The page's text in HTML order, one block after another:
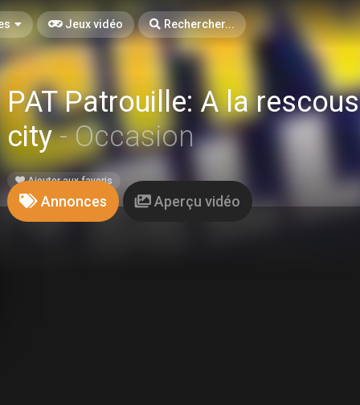
Jeux vidéo Rechercher...
PAT Patrouille: A la
city- Occasion
Ajouter aux favoris
Annonces Aperçu vidéo